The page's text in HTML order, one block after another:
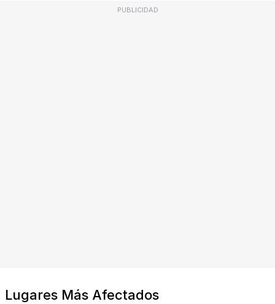
PUBLICIDAD
Lugares Más Afectados